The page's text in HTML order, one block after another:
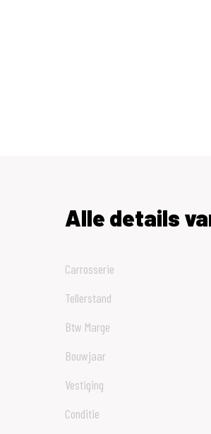
Alle details
Carrosserie
Tellerstand
Btw Marge
Bouwjaar
Vestiging
Conditie